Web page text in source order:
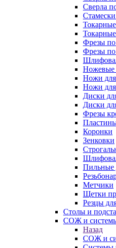
Сверла
Фрезы по
Фрезы по
Ножевые
Ножи для
Ножи для
Диски
Диски
Фрезы
Коронки
Зенковки
Пильные
Метчики
Щетки
Резцы
Столы и
СОЖ и
Назад
СОЖ и